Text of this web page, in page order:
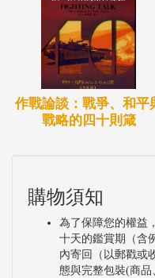
作戰論談：戰爭、和平
戰略的四十則箴
購物須知
為了保障您的權益
十天的鑑賞期（含
內寄回（以郵戳或
態與完整包裝(商